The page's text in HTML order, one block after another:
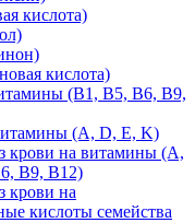
кислота)
кислота)
(B1, B5, B6, В9,
(A, D, E, K)
крови на витамины (A,
В9, B12)
крови на
кислоты семейства